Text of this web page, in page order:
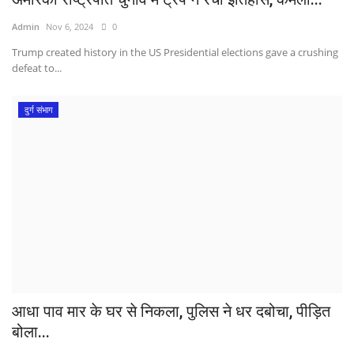
Admin Nov 6, 2024 0
Trump created history in the US Presidential elections gave a crushing
defeat to...
दुर्ग संभाग
आधा पाव मार के घर से निकला, पुलिस ने धर दबोचा, पीड़ित
बोला...